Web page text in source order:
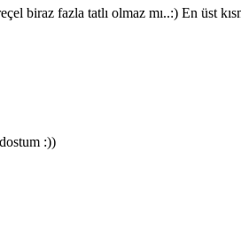
biraz fazla tatlı olmaz mı..:) En üst
:))